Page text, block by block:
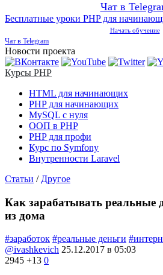
Чат в
Бесплатные уроки PHP для
Начать обучение
Чат в Telegram
Новости проекта
Курсы PHP
HTML для начинающих
PHP для начинающих
MySQL с нуля
ООП в PHP
PHP для профи
Курс по Symfony
Внутренности Laravel
Статьи / Другое
Как зарабатывать реальные
из дома
#заработок #реальные деньги
@ivashkevich 25.12.2017 в 05:03
2945 +13 0